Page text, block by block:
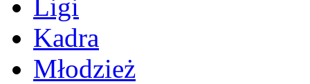
Ligi
Kadra
Młodzież